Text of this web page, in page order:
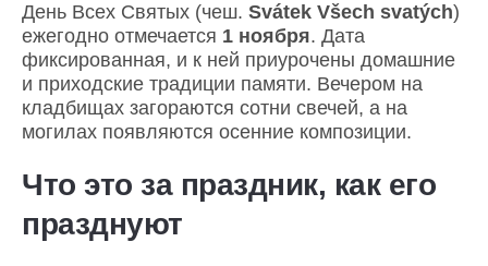
День Всех Святых (чеш. Svátek Všech svatých)
ежегодно отмечается 1 ноября. Дата
фиксированная, и к ней приурочены домашние
и приходские традиции памяти. Вечером на
кладбищах загораются сотни свечей, а на
могилах появляются осенние композиции.
Что это за праздник, как его
празднуют